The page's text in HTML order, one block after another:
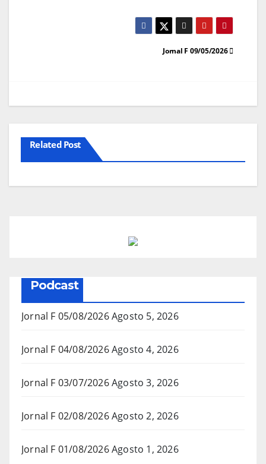
Jornal F 09/05/2026
Related Post
Podcast
Jornal F 05/08/2026Agosto 5, 2026
Jornal F 04/08/2026Agosto 4, 2026
Jornal F 03/07/2026Agosto 3, 2026
Jornal F 02/08/2026Agosto 2, 2026
Jornal F 01/08/2026Agosto 1, 2026